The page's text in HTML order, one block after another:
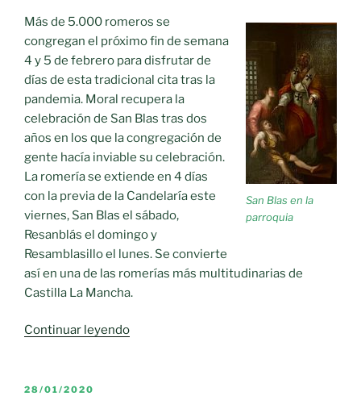
San Blas en la
parroquia
Más de 5.000 romeros se
congregan el próximo fin de semana
4 y 5 de febrero para disfrutar de
días de esta tradicional cita tras la
pandemia. Moral recupera la
celebración de San Blas tras dos
años en los que la congregación de
gente hacía inviable su celebración.
La romería se extiende en 4 días
con la previa de la Candelaría este
viernes, San Blas el sábado,
Resanblás el domingo y
Resamblasillo el lunes. Se convierte
así en una de las romerías más multitudinarias de
Castilla La Mancha.
Continuar leyendo«Después
PUBLICADO
28/01/2020